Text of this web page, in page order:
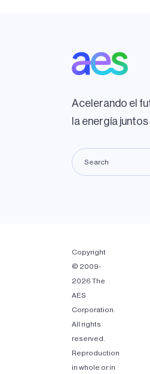
Acelerando el
la energía juntos
Copyright
© 2009-
2026 The
AES
Corporation.
All rights
reserved.
Reproduction
in whole or in